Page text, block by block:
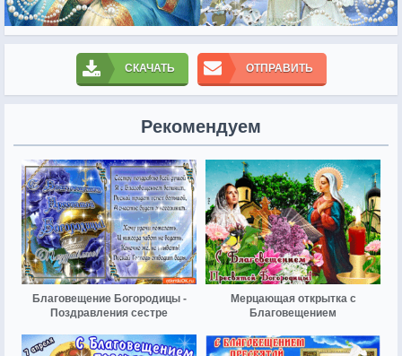
СКАЧАТЬ ОТПРАВИТЬ
Рекомендуем
Благовещение Богородицы -
Поздравления сестре
Мерцающая открытка с
Благовещением